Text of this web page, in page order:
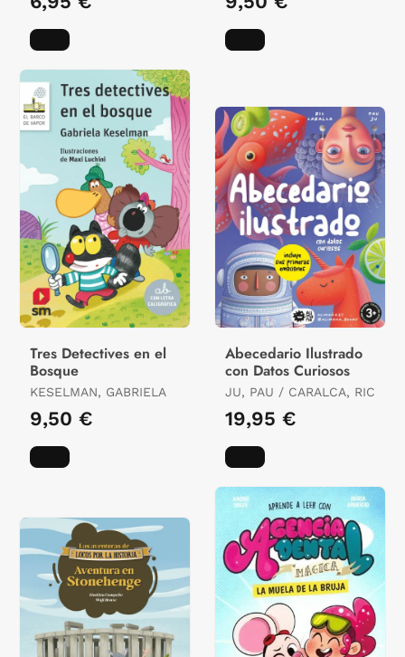
Tres Detectives en el
Bosque
KESELMAN, GABRIELA
9,50 €
Abecedario Ilustrado
con Datos Curiosos
JU, PAU / CARALCA, RIC
19,95 €